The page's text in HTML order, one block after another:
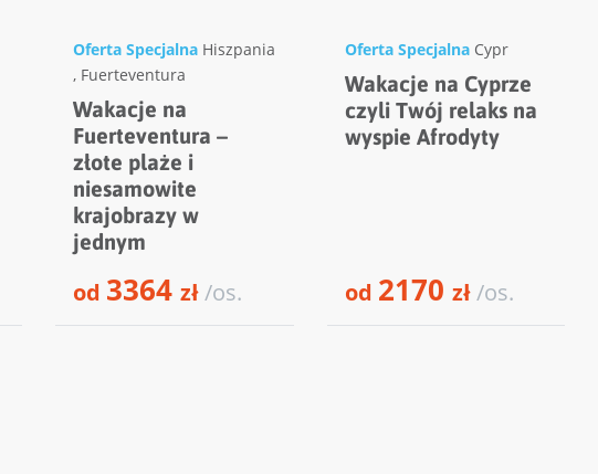
Oferta Specjalna Hiszpania
, Fuerteventura
Wakacje na
Fuerteventura –
złote plaże i
niesamowite
krajobrazy w
jednym
od 3364zł/os.
Oferta Specjalna Cypr
Wakacje na Cyprze
czyli Twój relaks na
wyspie Afrodyty
od 2170 zł/os.